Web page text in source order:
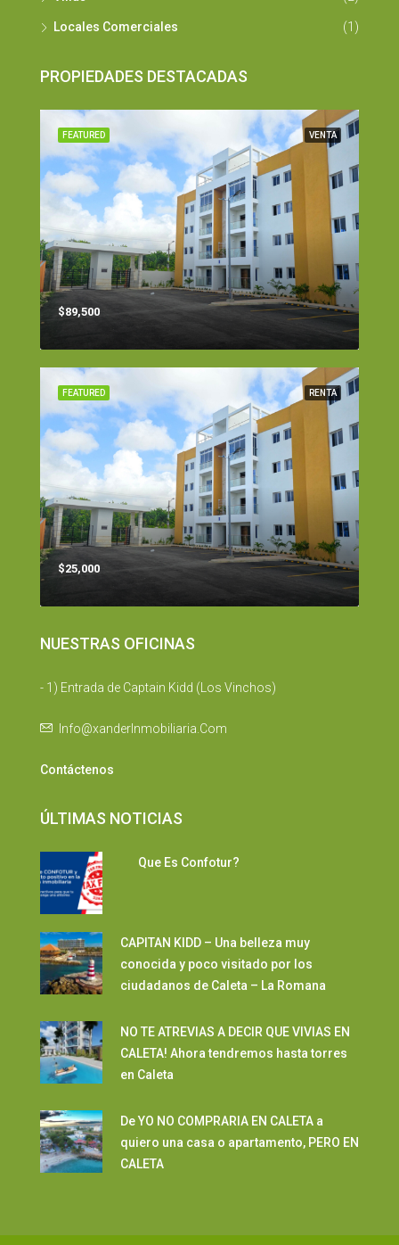
Locales Comerciales (1)
PROPIEDADES DESTACADAS
VENTA
FEATURED
$89,500
RENTA
FEATURED
$25,000
NUESTRAS OFICINAS
- 1) Entrada de Captain Kidd (Los Vinchos)
Info@xanderInmobiliaria.Com
Contáctenos
ÚLTIMAS NOTICIAS
Que Es Confotur?
CAPITAN KIDD – Una belleza muy
conocida y poco visitado por los
ciudadanos de Caleta – La Romana
NO TE ATREVIAS A DECIR QUE VIVIAS EN
CALETA! Ahora tendremos hasta torres
en Caleta
De YO NO COMPRARIA EN CALETA a
quiero una casa o apartamento, PERO EN
CALETA